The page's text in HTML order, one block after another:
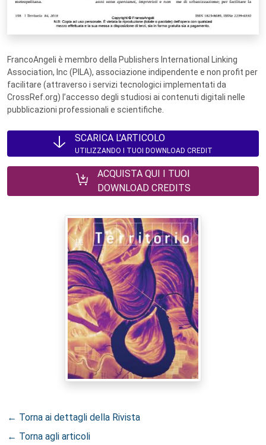
FrancoAngeli è membro della Publishers International Linking
Association, Inc (PILA), associazione indipendente e non profit per
facilitare (attraverso i servizi tecnologici implementati da
CrossRef.org) l’accesso degli studiosi ai contenuti digitali nelle
pubblicazioni professionali e scientifiche.
SCARICA L'ARTICOLO
UTILIZZANDO I TUOI DOWNLOAD CREDIT
ACQUISTA QUI I TUOI
DOWNLOAD CREDITS
← Torna ai dettagli della Rivista
← Torna agli articoli